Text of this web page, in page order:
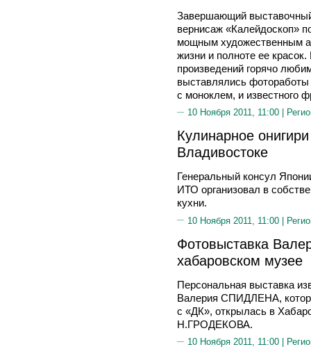
Завершающий
вернисаж «Калейдоскоп»
мощным художественным
жизни и полноте ее
произведений горячо
выставлялись
с моноклем, и известного
10 Ноября 2011, 11:00 |
Кулинарное
Владивостоке
Генеральный консул
ИТО организовал в
кухни.
10 Ноября 2011, 11:00 |
Фотовыставка
хабаровском музее
Персональная выставка
Валерия СПИДЛЕНА,
с «ДК», открылась в
Н.ГРОДЕКОВА.
10 Ноября 2011, 11:00 |